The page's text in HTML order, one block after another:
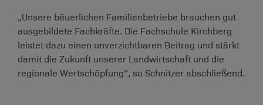
„Unsere bäuerlichen Familienbetriebe brauchen gut
ausgebildete Fachkräfte. Die Fachschule Kirchberg
leistet dazu einen unverzichtbaren Beitrag und stärkt
damit die Zukunft unserer Landwirtschaft und die
regionale Wertschöpfung“, so Schnitzer abschließend.